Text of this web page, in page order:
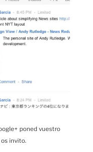
poned vuestro
invito.